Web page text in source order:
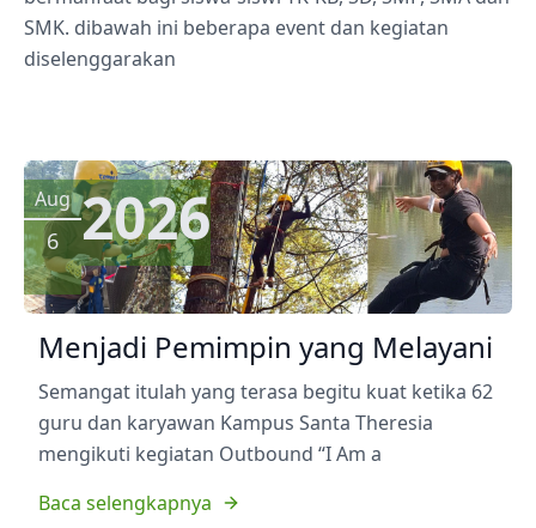
SMK. dibawah ini beberapa event dan kegiatan
diselenggarakan
Aug
6 2026
Menjadi Pemimpin yang Melayani
Semangat itulah yang terasa begitu kuat ketika 62
guru dan karyawan Kampus Santa Theresia
mengikuti kegiatan Outbound “I Am a
Baca selengkapnya